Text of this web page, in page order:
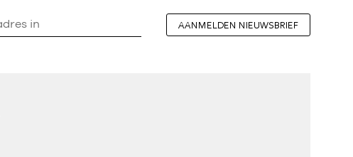
AANMELDEN NIEUWSBRIEF